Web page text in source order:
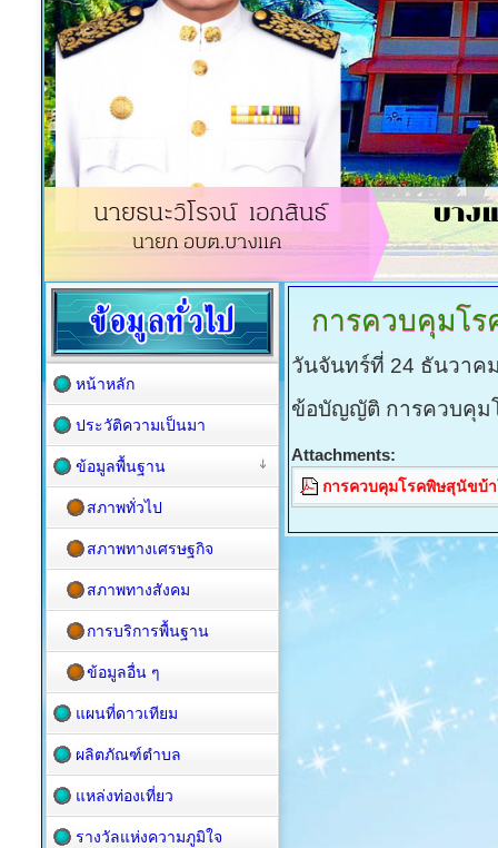
การควบคุมโ
วันจันทร์ที่ 24 ธันวาค
ข้อบัญญัติ การควบคุม
Attachments:
การควบคุมโรคพิษสุนัขบ้
หน้าหลัก
ประวัติความเป็นมา
ข้อมูลพื้นฐาน
สภาพทั่วไป
สภาพทางเศรษฐกิจ
สภาพทางสังคม
การบริการพื้นฐาน
ข้อมูลอื่น ๆ
แผนที่ดาวเทียม
ผลิตภัณฑ์ตำบล
แหล่งท่องเที่ยว
รางวัลแห่งความภูมิใจ